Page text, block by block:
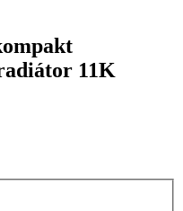
11K